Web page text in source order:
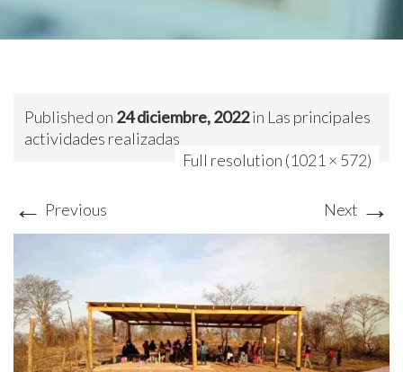
Published on 24 diciembre, 2022in Las principales
actividades realizadas
Full resolution (1021 × 572)
← Previous Next →